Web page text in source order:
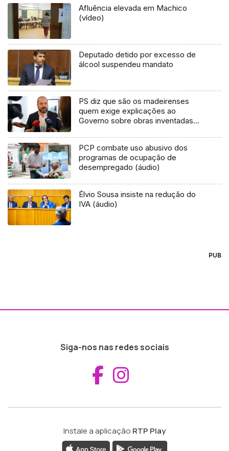
Afluência elevada em Machico
(vídeo)
Deputado detido por excesso de
álcool suspendeu mandato
PS diz que são os madeirenses
quem exige explicações ao
Governo sobre obras inventadas
PCP combate uso abusivo dos
programas de ocupação de
desempregado (áudio)
Élvio Sousa insiste na redução do
IVA (áudio)
PUB
Siga-nos nas redes sociais
Aceder ao
Instale a aplicação RTP Play